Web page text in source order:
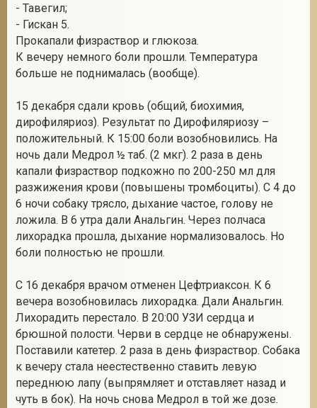
- Тавегил;
- Гискан 5.
Прокапали физраствор и глюкоза.
К вечеру немного боли прошли. Температура
больше не поднималась (вообще).
15 декабря сдали кровь (общий, биохимия,
дирофиляриоз). Результат по Дирофиляриозу –
положительный. К 15:00 боли возобновились. На
ночь дали Медрол ½ таб. (2 мкг). 2 раза в день
капали физраствор подкожно по 200-250 мл для
разжижения крови (повышены тромбоциты). С 4 до
6 ночи собаку трясло, дыхание частое, голову не
ложила. В 6 утра дали Анальгин. Через полчаса
лихорадка прошла, дыхание нормализовалось. Но
боли полностью не прошли.
С 16 декабря врачом отменен Цефтриаксон. К 6
вечера возобновилась лихорадка. Дали Анальгин.
Лихорадить перестало. В 20:00 УЗИ сердца и
брюшной полости. Черви в сердце не обнаружены.
Поставили катетер. 2 раза в день физраствор. Собака
к вечеру стала неестественно ставить левую
переднюю лапу (выпрямляет и отставляет назад и
чуть в бок). На ночь снова Медрол в той же дозе.